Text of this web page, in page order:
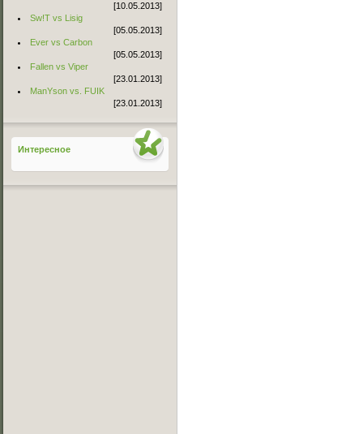
[10.05.2013]
Sw!T vs Lisig
[05.05.2013]
Ever vs Carbon
[05.05.2013]
Fallen vs Viper
[23.01.2013]
ManYson vs. FUIK
[23.01.2013]
Интересное